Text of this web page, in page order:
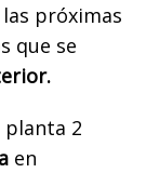
próximas
que se
2
en